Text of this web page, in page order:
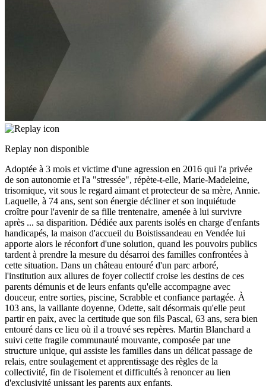
Replay non disponible
Adoptée à 3 mois et victime d'une agression en 2016 qui l'a privée
de son autonomie et l'a "stressée", répète-t-elle, Marie-Madeleine,
trisomique, vit sous le regard aimant et protecteur de sa mère, Annie.
Laquelle, à 74 ans, sent son énergie décliner et son inquiétude
croître pour l'avenir de sa fille trentenaire, amenée à lui survivre
après ... sa disparition. Dédiée aux parents isolés en charge d'enfants
handicapés, la maison d'accueil du Boistissandeau en Vendée lui
apporte alors le réconfort d'une solution, quand les pouvoirs publics
tardent à prendre la mesure du désarroi des familles confrontées à
cette situation. Dans un château entouré d'un parc arboré,
l'institution aux allures de foyer collectif croise les destins de ces
parents démunis et de leurs enfants qu'elle accompagne avec
douceur, entre sorties, piscine, Scrabble et confiance partagée. À
103 ans, la vaillante doyenne, Odette, sait désormais qu'elle peut
partir en paix, avec la certitude que son fils Pascal, 63 ans, sera bien
entouré dans ce lieu où il a trouvé ses repères. Martin Blanchard a
suivi cette fragile communauté mouvante, composée par une
structure unique, qui assiste les familles dans un délicat passage de
relais, entre soulagement et apprentissage des règles de la
collectivité, fin de l'isolement et difficultés à renoncer au lien
d'exclusivité unissant les parents aux enfants.